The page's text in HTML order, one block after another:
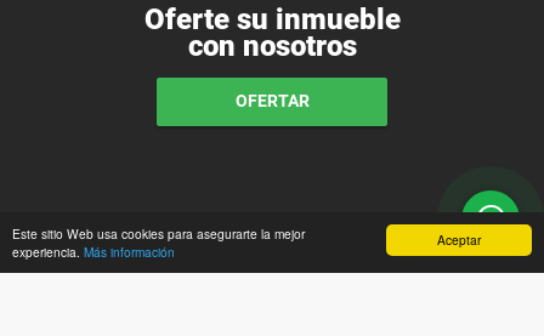
Aceptar
Este sitio Web usa cookies para asegurarte la mejor
experiencia. Más información
Oferte su inmueble
con nosotros
OFERTAR